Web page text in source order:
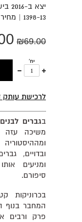
1398-13 | מחיר כריכה רכה: 69 ₪
₪69.00
יח'
עוד
אחד
לרכישת עותק
בגברים
משיכה עזה
ובדויים,
ומניעים
סיפורם.
בכרוניקות
המחבר בנוף
פרק ורבים